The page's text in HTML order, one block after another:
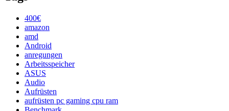
400€
amazon
amd
Android
anregungen
Arbeitsspeicher
ASUS
Audio
Aufrüsten
aufrüsten pc gaming cpu ram